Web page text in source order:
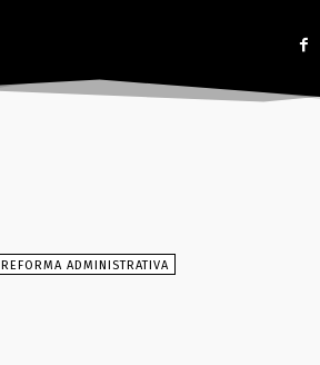
REFORMA ADMINISTRATIVA